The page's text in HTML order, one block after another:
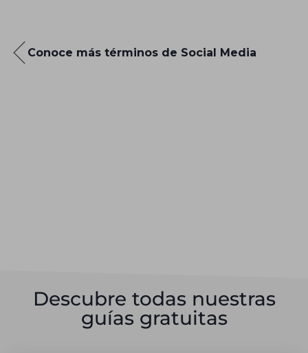
Conoce más términos de Social Media
Descubre todas nuestras
guías gratuitas